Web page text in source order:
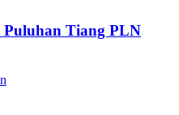
Tiang PLN